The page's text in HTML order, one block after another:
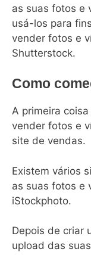
as suas fotos e
usá-los para
vender fotos e
Shutterstock.
Como
A primeira
vender fotos e
site de vendas.
Existem vários
as suas fotos e
iStockphoto.
Depois de criar
upload das